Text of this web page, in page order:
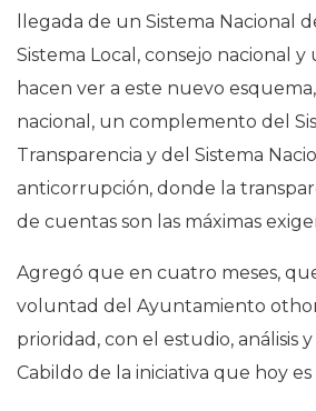
llegada de un Sistema Nacional
Sistema Local, consejo nacional y
hacen ver a este nuevo
nacional, un complemento del
Transparencia y del Sistema
anticorrupción, donde la
de cuentas son las máximas
Agregó que en cuatro meses,
voluntad del Ayuntamiento
prioridad, con el estudio, análisis
Cabildo de la iniciativa que hoy